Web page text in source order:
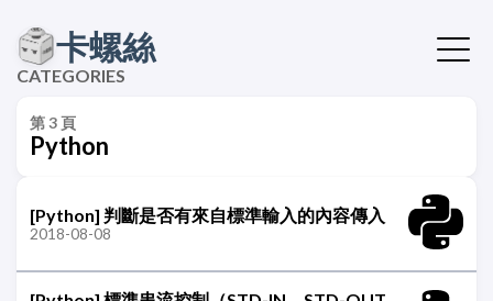
卡螺絲
CATEGORIES
第 3 頁
Python
[Python] 判斷是否有來自標準輸入的內容傳入
2018-08-08